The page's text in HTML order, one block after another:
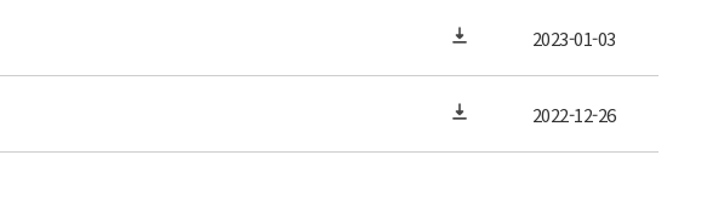
2023-01-03
2022-12-26